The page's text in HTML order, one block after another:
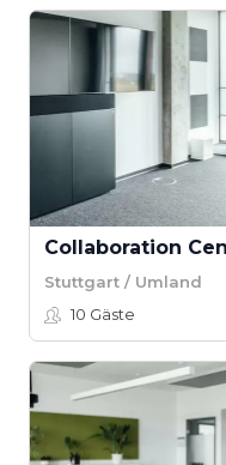
Collaboration
Stuttgart / Umland
10 Gäste